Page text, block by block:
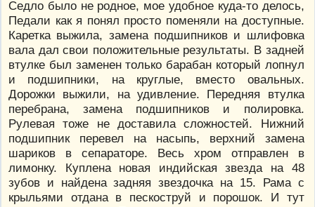
Седло было не родное, мое удобное куда-то делось,
Педали как я понял просто поменяли на доступные.
Каретка выжила, замена подшипников и шлифовка
вала дал свои положительные результаты. В задней
втулке был заменен только барабан который лопнул
и подшипники, на круглые, вместо овальных.
Дорожки выжили, на удивление. Передняя втулка
перебрана, замена подшипников и полировка.
Рулевая тоже не доставила сложностей. Нижний
подшипник перевел на насыпь, верхний замена
шариков в сепараторе. Весь хром отправлен в
лимонку. Куплена новая индийская звезда на 48
зубов и найдена задняя звездочка на 15. Рама с
крыльями отдана в пескоструй и порошок. И тут